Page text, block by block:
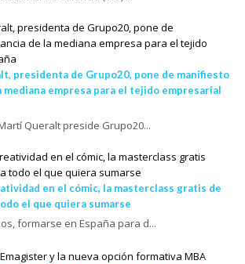
presidenta de Grupo20, pone de manifiesto
mediana empresa para el tejido empresarial
Queralt preside Grupo20...
en el cómic, la masterclass gratis de
el que quiera sumarse
formarse en España para d...